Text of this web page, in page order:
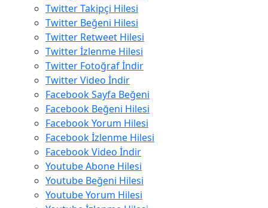
Twitter Takipçi Hilesi
Twitter Beğeni Hilesi
Twitter Retweet Hilesi
Twitter İzlenme Hilesi
Twitter Fotoğraf İndir
Twitter Video İndir
Facebook Sayfa Beğeni
Facebook Beğeni Hilesi
Facebook Yorum Hilesi
Facebook İzlenme Hilesi
Facebook Video İndir
Youtube Abone Hilesi
Youtube Beğeni Hilesi
Youtube Yorum Hilesi